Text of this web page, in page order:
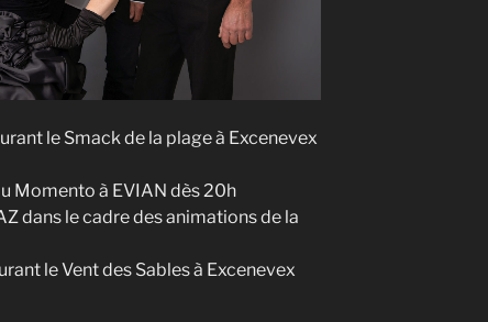
le Smack de la plage à Excenevex
Momento à EVIAN dès 20h
dans le cadre des animations de la
le Vent des Sables à Excenevex